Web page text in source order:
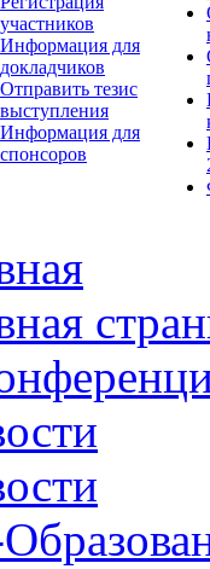
участников
Информация для
докладчиков
Отправить тезис
выступления
Информация для
спонсоров